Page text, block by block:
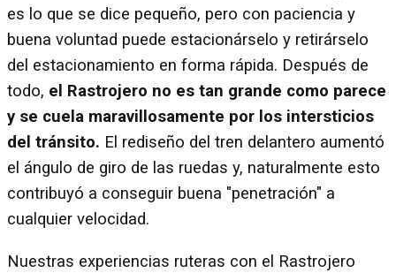
es lo que se dice pequeño, pero con paciencia y
buena voluntad puede estacionárselo y retirárselo
del estacionamiento en forma rápida. Después de
todo, el Rastrojero no es tan grande como parece
y se cuela maravillosamente por los intersticios
del tránsito. El rediseño del tren delantero aumentó
el ángulo de giro de las ruedas y, naturalmente esto
contribuyó a conseguir buena "penetración" a
cualquier velocidad.
Nuestras experiencias ruteras con el Rastrojero